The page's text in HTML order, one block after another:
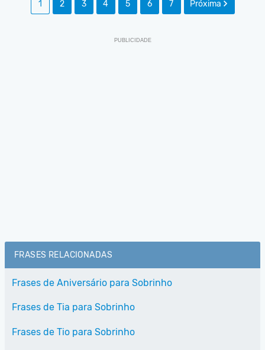
1 2 3 4 5 6 7 Próxima
FRASES RELACIONADAS
Frases de Aniversário para Sobrinho
Frases de Tia para Sobrinho
Frases de Tio para Sobrinho